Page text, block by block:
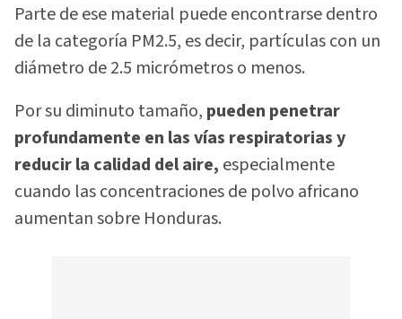
Parte de ese material puede encontrarse dentro
de la categoría PM2.5, es decir, partículas con un
diámetro de 2.5 micrómetros o menos.
Por su diminuto tamaño, pueden penetrar
profundamente en las vías respiratorias y
reducir la calidad del aire, especialmente
cuando las concentraciones de polvo africano
aumentan sobre Honduras.